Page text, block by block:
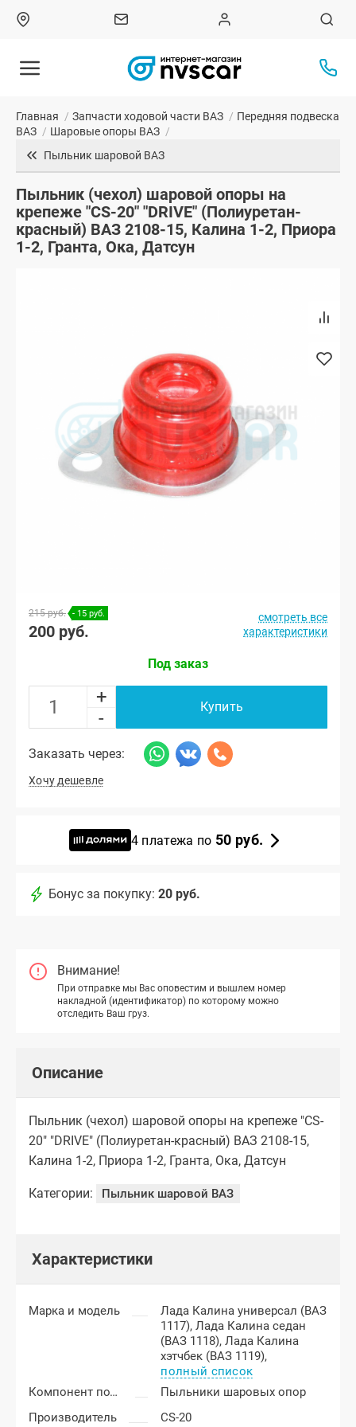
Главная / Запчасти ходовой части ВАЗ / Передняя подвеска
ВАЗ / Шаровые опоры ВАЗ /
Пыльник шаровой ВАЗ
Пыльник (чехол) шаровой опоры на
крепеже "CS-20" "DRIVE" (Полиуретан-
красный) ВАЗ 2108-15, Калина 1-2, Приора
1-2, Гранта, Ока, Датсун
215 руб. - 15 руб.
200 руб.
смотреть все
характеристики
Под заказ
+
-
Купить
Заказать через:
Хочу дешевле
4 платежа по 50 руб.
Бонус за покупку: 20 руб.
Внимание!
При отправке мы Вас оповестим и вышлем номер
накладной (идентификатор) по которому можно
отследить Ваш груз.
Описание
Пыльник (чехол) шаровой опоры на крепеже "CS-
20" "DRIVE" (Полиуретан-красный) ВАЗ 2108-15,
Калина 1-2, Приора 1-2, Гранта, Ока, Датсун
Категории: Пыльник шаровой ВАЗ
Характеристики
Марка и модель
Лада Калина универсал (ВАЗ
1117),Лада Калина седан
(ВАЗ 1118),Лада Калина
хэтчбек (ВАЗ 1119),
полный список
Компонент подвески
Пыльники шаровых опор
Производитель
CS-20